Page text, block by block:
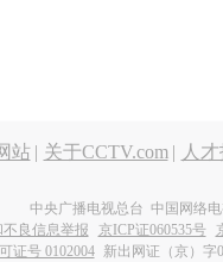
站 | 关于CCTV.com | 人
中央广播电视总台 中国网络
良信息举报
京ICP证060535号
证号 0102004 新出网证（京）